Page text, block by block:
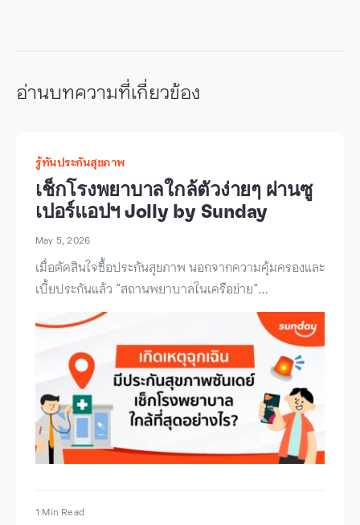
อ่านบทความที่เกี่ยวข้อง
รู้ทันประกันสุขภาพ
เช็กโรงพยาบาลใกล้ตัวง่ายๆ ผ่านซู
เปอร์แอปฯ Jolly by Sunday
May 5, 2026
เมื่อตัดสินใจซื้อประกันสุขภาพ นอกจากความคุ้มครองและ
เบี้ยประกันแล้ว “สถานพยาบาลในเครือข่าย”…
1 Min Read